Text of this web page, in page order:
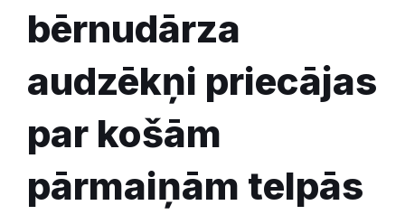
bērnudārza
audzēkņi priecājas
par košām
pārmaiņām telpās